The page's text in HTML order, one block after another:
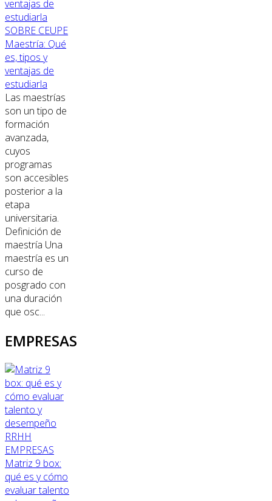
SOBRE CEUPE
Maestría: Qué
es, tipos y
ventajas de
estudiarla
Las maestrías
son un tipo de
formación
avanzada,
cuyos
programas
son accesibles
posterior a la
etapa
universitaria.
Definición de
maestría Una
maestría es un
curso de
posgrado con
una duración
que osc...
EMPRESAS
RRHH
EMPRESAS
Matriz 9 box:
qué es y cómo
evaluar talento